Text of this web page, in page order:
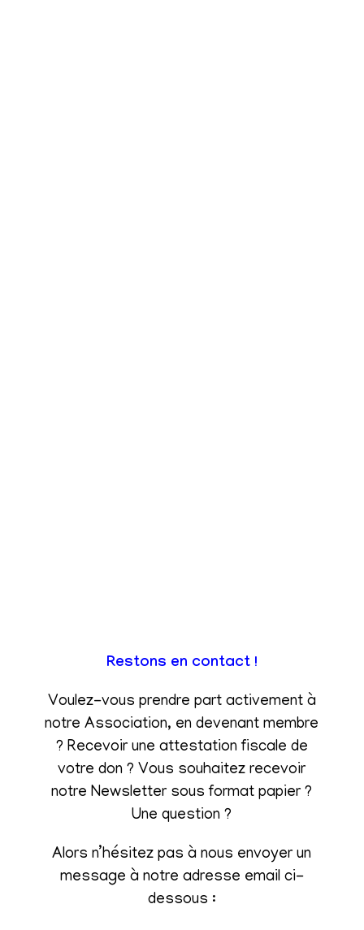
Restons en contact !
Voulez-vous prendre part activement à
notre Association, en devenant membre
? Recevoir une attestation fiscale de
votre don ? Vous souhaitez recevoir
notre Newsletter sous format papier ?
Une question ?
Alors n’hésitez pas à nous envoyer un
message à notre adresse email ci-
dessous :